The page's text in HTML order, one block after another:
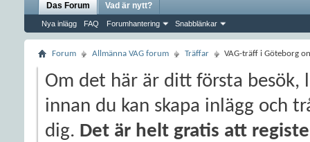
Das Forum
Nya inlägg FAQ Forumhantering Snabblänkar
Vad är nytt?
Forum Allmänna VAG forum Träffar VAG-träff i Göteborg
Om det här är ditt första besök,
innan du kan skapa inlägg och
dig. Det är helt gratis att